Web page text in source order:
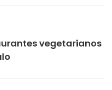
vegetarianos